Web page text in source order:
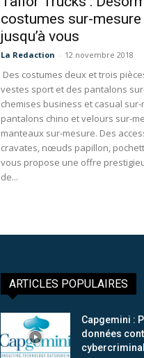
costumes sur-mesure
jusqu’à vous
La Redaction - 12 novembre 2018
Des costumes deux et trois
vestes sport et des pantalons
chemises business et casual sur-
pantalons chino et velours sur-
manteaux sur-mesure. Des
cravates, nœuds papillon,
vous propose une offre
de...
ARTICLES POPULAIRES
Capgemini :
données